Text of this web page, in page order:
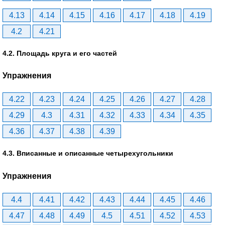
4.13 4.14 4.15 4.16 4.17 4.18
4.19
4.2
4.21
4.2. Площадь круга и его частей
Упражнения
4.22 4.23 4.24 4.25 4.26 4.27
4.28
4.29
4.3 4.31 4.32 4.33 4.34
4.35
4.36
4.37 4.38 4.39
4.3. Вписанные и описанные четырехугольники
Упражнения
4.4 4.41 4.42 4.43 4.44 4.45
4.46
4.47
4.48 4.49 4.5 4.51 4.52
4.53